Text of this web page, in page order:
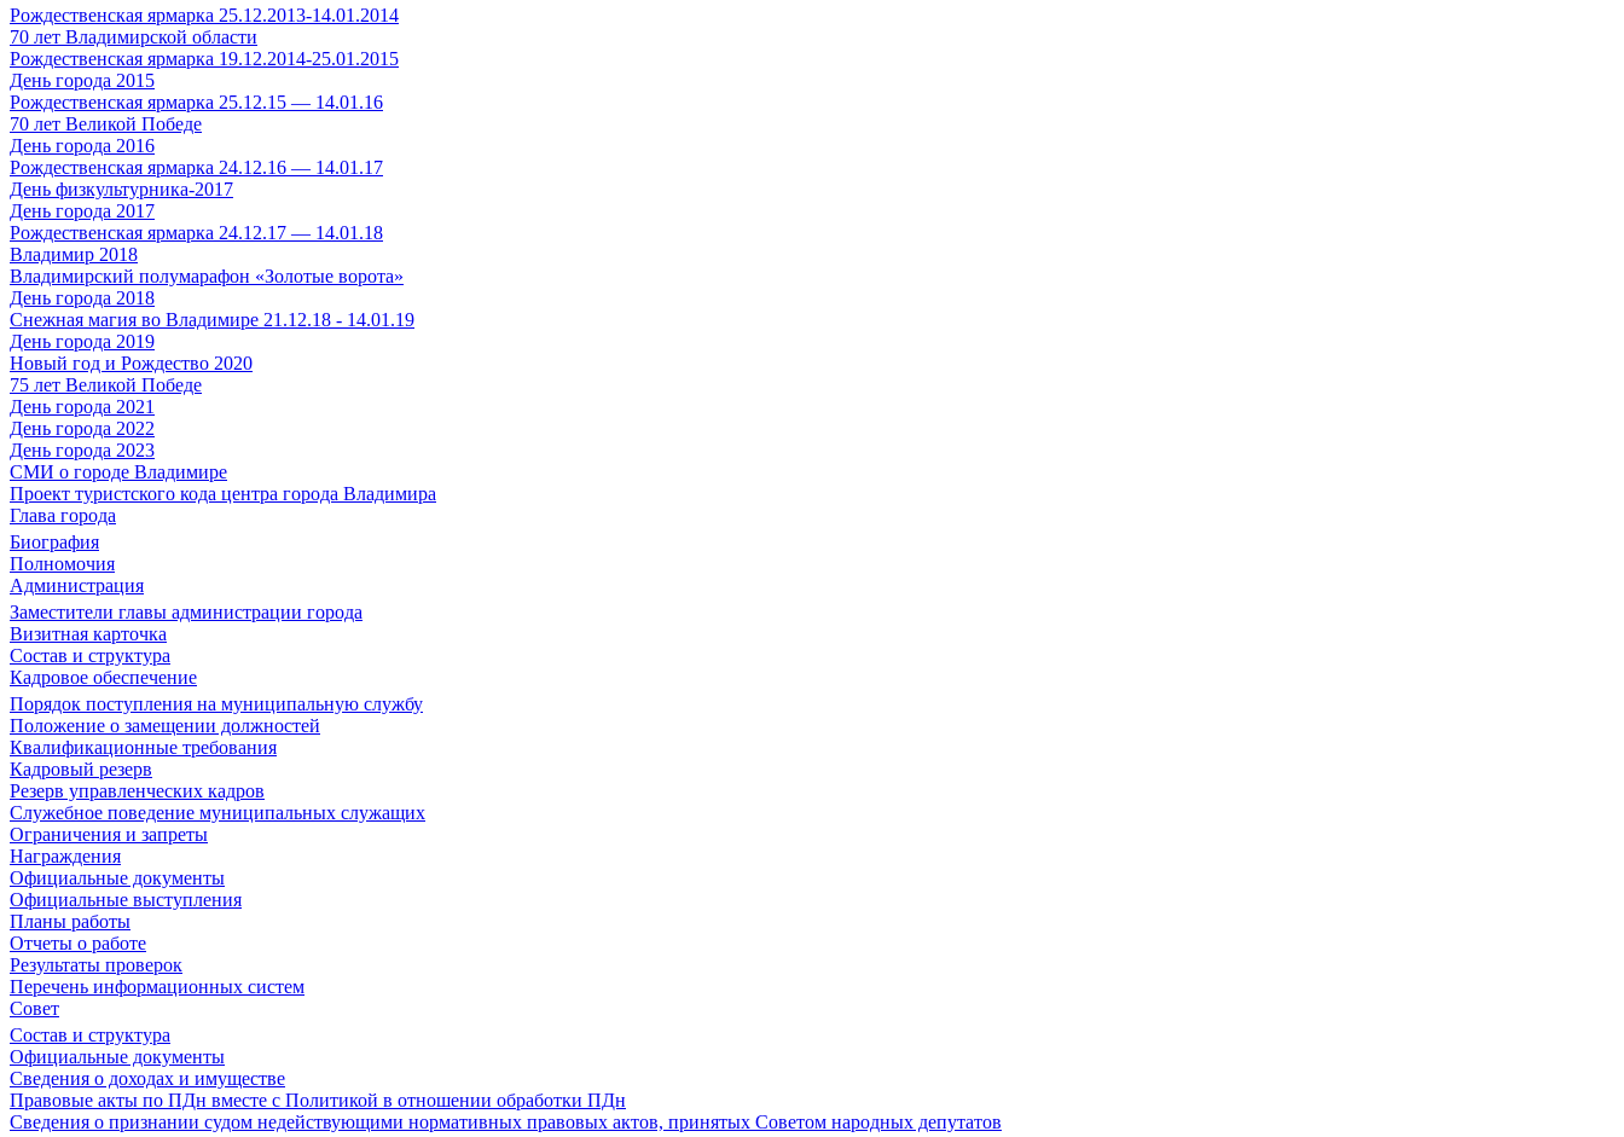
Рождественская ярмарка 25.12.2013-14.01.2014
70 лет Владимирской области
Рождественская ярмарка 19.12.2014-25.01.2015
День города 2015
Рождественская ярмарка 25.12.15 — 14.01.16
70 лет Великой Победе
День города 2016
Рождественская ярмарка 24.12.16 — 14.01.17
День физкультурника-2017
День города 2017
Рождественская ярмарка 24.12.17 — 14.01.18
Владимир 2018
Владимирский полумарафон «Золотые ворота»
День города 2018
Снежная магия во Владимире 21.12.18 - 14.01.19
День города 2019
Новый год и Рождество 2020
75 лет Великой Победе
День города 2021
День города 2022
День города 2023
СМИ о городе Владимире
Проект туристского кода центра города Владимира
Глава города
Биография
Полномочия
Администрация
Заместители главы администрации города
Визитная карточка
Состав и структура
Кадровое обеспечение
Порядок поступления на муниципальную службу
Положение о замещении должностей
Квалификационные требования
Кадровый резерв
Резерв управленческих кадров
Служебное поведение муниципальных служащих
Ограничения и запреты
Награждения
Официальные документы
Официальные выступления
Планы работы
Отчеты о работе
Результаты проверок
Перечень информационных систем
Совет
Состав и структура
Официальные документы
Сведения о доходах и имуществе
Правовые акты по ПДн вместе с Политикой в отношении обработки ПДн
Сведения о признании судом недействующими нормативных правовых актов, принятых Советом народных депутатов